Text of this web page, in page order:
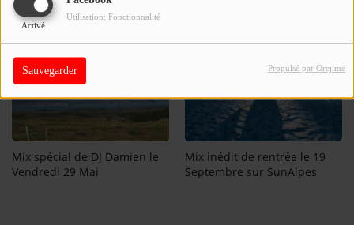
Activé
Utilisation: Fonctionnalité
Sauvegarder Propulsé par Orejime
Voir aussi
Mix spécial de DJ Damien le
Vendredi 29 Mai
Mix inédit de rentrée le 19
Septembre sur SunAlpes